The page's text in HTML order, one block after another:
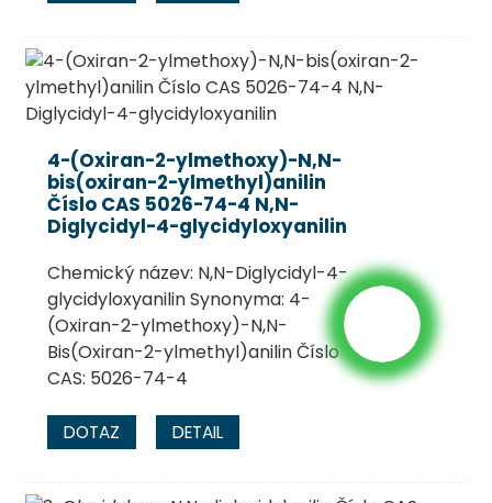
4-(Oxiran-2-ylmethoxy)-N,N-
bis(oxiran-2-ylmethyl)anilin
Číslo CAS 5026-74-4 N,N-
Diglycidyl-4-glycidyloxyanilin
Chemický název: N,N-Diglycidyl-4-
glycidyloxyanilin Synonyma: 4-
(Oxiran-2-ylmethoxy)-N,N-
Bis(Oxiran-2-ylmethyl)anilin Číslo
CAS: 5026-74-4
DOTAZ DETAIL